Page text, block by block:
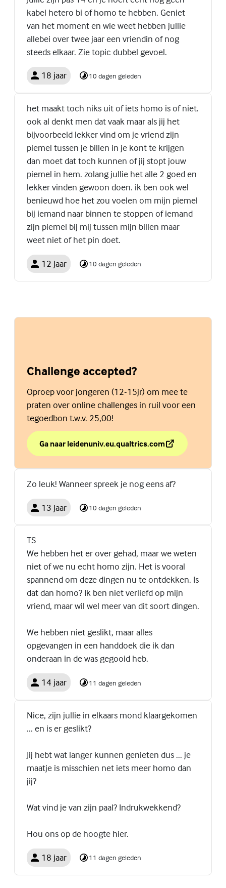
kabel hetero bi of homo te hebben. Geniet
van het moment en wie weet hebben jullie
allebei over twee jaar een vriendin of nog
steeds elkaar. Zie topic dubbel gevoel.
18 jaar 10 dagen geleden
het maakt toch niks uit of iets homo is of niet.
ook al denkt men dat vaak maar als jij het
bijvoorbeeld lekker vind om je vriend zijn
piemel tussen je billen in je kont te krijgen
dan moet dat toch kunnen of jij stopt jouw
piemel in hem. zolang jullie het alle 2 goed en
lekker vinden gewoon doen. ik ben ook wel
benieuwd hoe het zou voelen om mijn piemel
bij iemand naar binnen te stoppen of iemand
zijn piemel bij mij tussen mijn billen maar
weet niet of het pin doet.
12 jaar 10 dagen geleden
Challenge accepted?
Oproep voor jongeren (12-15jr) om mee te
praten over online challenges in ruil voor een
tegoedbon t.w.v. 25,00!
Ga naar leidenuniv.eu.qualtrics.com
over Challenge accepted?
(Externe link)
Zo leuk! Wanneer spreek je nog eens af?
13 jaar 10 dagen geleden
TS
We hebben het er over gehad, maar we weten
niet of we nu echt homo zijn. Het is vooral
spannend om deze dingen nu te ontdekken. Is
dat dan homo? Ik ben niet verliefd op mijn
vriend, maar wil wel meer van dit soort dingen.
We hebben niet geslikt, maar alles
opgevangen in een handdoek die ik dan
onderaan in de was gegooid heb.
14 jaar 11 dagen geleden
Nice, zijn jullie in elkaars mond klaargekomen
... en is er geslikt?
Jij hebt wat langer kunnen genieten dus ... je
maatje is misschien net iets meer homo dan
jij?
Wat vind je van zijn paal? Indrukwekkend?
Hou ons op de hoogte hier.
18 jaar 11 dagen geleden